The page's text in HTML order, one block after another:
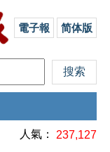
電子報 简体版
人氣： 237,127